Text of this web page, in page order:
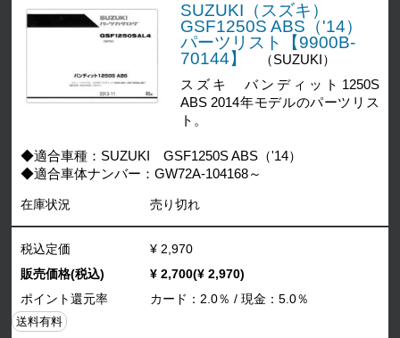
SUZUKI（スズキ）
GSF1250S ABS（'14）
パーツリスト【9900B-
70144】
（SUZUKI）
スズキ バンディット1250S
ABS 2014年モデルのパーツリス
ト。
◆適合車種：SUZUKI GSF1250S ABS（'14）
◆適合車体ナンバー：GW72A-104168～
在庫状況 売り切れ
税込定価
¥ 2,970
販売価格(税込)
¥ 2,700(¥ 2,970)
ポイント還元率
カード：2.0％ / 現金：5.0％
送料有料